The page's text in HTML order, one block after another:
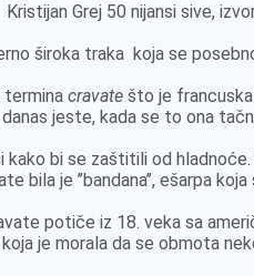
Kristijan Grej 50 nijansi sive,
široka traka koja se
terminacravate što je
jeste, kada se to ona
kako bi se zaštitili od
bila je ’’bandana’’, ešarpa
potiče iz 18. veka sa
je morala da se obmota